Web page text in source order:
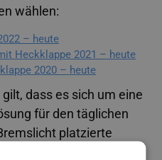
wählen:
– heute
Heckklappe 2021 – heute
2020 – heute
dass es sich um eine
für den täglichen
platzierte
Blick hinter das